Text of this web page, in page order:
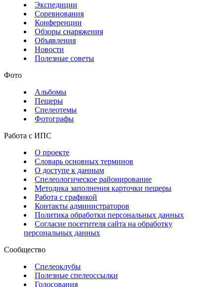
Экспедиции
Соревнования
Конференции
Обзоры снаряжения
Объявления
Новости
Полезные советы
Фото
Альбомы
Пещеры
Спелеотемы
Фотографы
Работа с ИПС
О проекте
Словарь основных терминов
О доступе к данным
Спелеологическое районирование
Методика заполнения карточки пещеры
Работа с графикой
Контакты администраторов
Политика обработки персональных данных
Согласие посетителя сайта на обработку
персональных данных
Сообщество
Спелеоклубы
Полезные спелеоссылки
Голосования